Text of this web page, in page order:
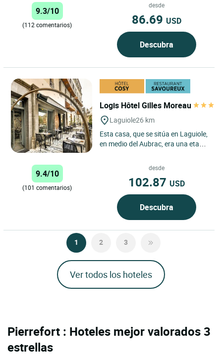
9.3/10
(112 comentarios)
desde
86.69 USD
Descubra
Logis Hôtel Gilles Moreau
Laguiole26 km
Esta casa, que se sitúa en Laguiole,
en medio del Aubrac, era una etapa
9.4/10
(101 comentarios)
desde
102.87 USD
Descubra
1 2 3
Ver todos los hoteles
Pierrefort : Hoteles mejor valorados 3
estrellas